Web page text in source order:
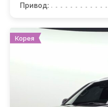
Привод:
Корея